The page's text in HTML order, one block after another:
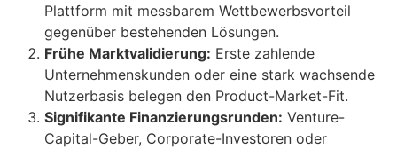
Plattform mit messbarem Wettbewerbsvorteil
gegenüber bestehenden Lösungen.
Frühe Marktvalidierung: Erste zahlende
Unternehmenskunden oder eine stark wachsende
Nutzerbasis belegen den Product-Market-Fit.
Signifikante Finanzierungsrunden: Venture-
Capital-Geber, Corporate-Investoren oder